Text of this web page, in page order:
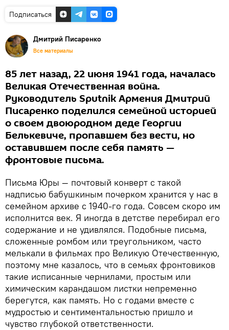
Подписаться
Дмитрий Писаренко
Все материалы
85 лет назад, 22 июня 1941 года, началась
Великая Отечественная война.
Руководитель Sputnik Армения Дмитрий
Писаренко поделился семейной историей
о своем двоюродном деде Георгии
Белькевиче, пропавшем без вести, но
оставившем после себя память —
фронтовые письма.
Письма Юры — почтовый конверт с такой
надписью бабушкиным почерком хранится у нас в
семейном архиве с 1940-го года. Совсем скоро им
исполнится век. Я иногда в детстве перебирал его
содержание и не удивлялся. Подобные письма,
сложенные ромбом или треугольником, часто
мелькали в фильмах про Великую Отечественную,
поэтому мне казалось, что в семьях фронтовиков
такие исписанные чернилами, простым или
химическим карандашом листки непременно
берегутся, как память. Но с годами вместе с
мудростью и сентиментальностью пришло и
чувство глубокой ответственности.